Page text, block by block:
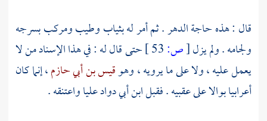
قال : هذه حاجة الدهر . ثم أمر له بثياب وطيب ومركب بسرجه
ولجامه . ولم يزل[ص:
حتى قال له : في هذا الإسناد من لا
يعمل عليه ، ولا على ما يرويه ، وهوقيس بن أبي حازم، إنما كان
أعرابيا بوالا على عقبيه . فقبلابن أبي دواد علياواعتنقه .